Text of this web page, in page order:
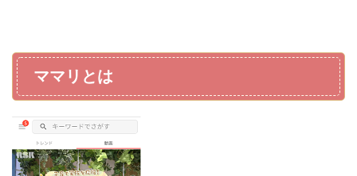
ママリとは